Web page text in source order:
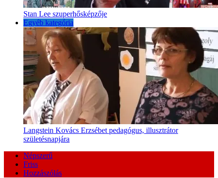
Stan Lee szuperhősképzője
Egyéb kategória
Langstein Kovács Erzsébet pedagógus, illusztrátor
születésnapjára
Népszerű
Friss
Hozzászólás